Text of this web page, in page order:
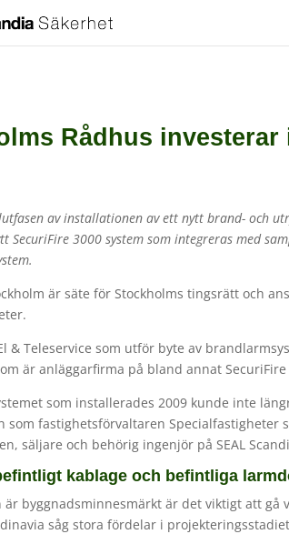
Rådhus
av installationen av ett nytt brand- och
SecuriFire 3000 system som integreras med
är säte för Stockholms tingsrätt och
& Teleservice som utför byte av
är anläggarfirma på bland annat
som installerades 2009 kunde inte
som fastighetsförvaltaren
säljare och behörig ingenjör på SEAL
kablage och befintliga
är byggnadsminnesmärkt är det viktigt att gå
såg stora fördelar i